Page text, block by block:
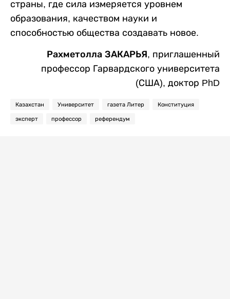
страны, где сила измеряется уровнем
образования, качеством науки и
способностью общества создавать новое.
Рахметолла ЗАКАРЬЯ, приглашенный
профессор Гарвардского университета
(США), доктор PhD
Казахстан Университет газета Литер Конституция
эксперт профессор референдум